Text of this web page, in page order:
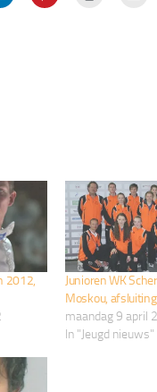
2012,
Junioren WK
Moskou, afsluiting
maandag 9 april
In "Jeugd nieuws"